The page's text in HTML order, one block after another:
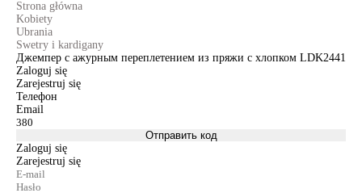
Strona główna
Kobiety
Ubrania
Swetry i kardigany
Джемпер с ажурным переплетением из пряжи с хлопком LDK2441
Zaloguj się
Zarejestruj się
Телефон
Email
Отправить код
Zaloguj się
Zarejestruj się